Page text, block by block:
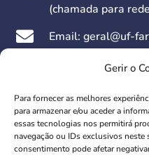
Gerir o
Para fornecer as melhores
para armazenar e/ou aceder a
essas tecnologias nos permitirá
navegação ou IDs exclusivos
consentimento pode afetar
(chamada para
 Email: geral@uf-
Dias Úteis das
Redes Sociais: